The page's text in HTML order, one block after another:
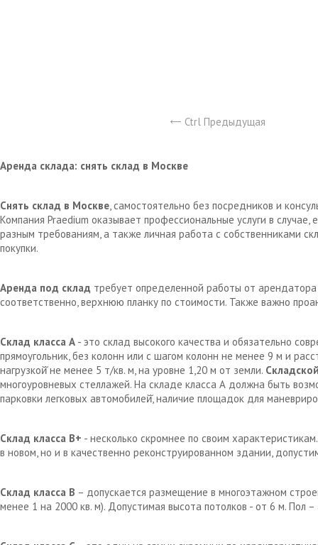
Ctrl Предыдущая
Аренда склада: снять склад в Москве
Снять склад в Москве, самостоятельно без посредников и
Компания Praedium оказывает профессиональные услуги в
разным требованиям, а также личная работа с собственниками
покупки.
Аренда под склад требует определенной работы от
соответственно, верхнюю планку по стоимости. Также важно
Склад класса А - это склад высокого качества и обязательно
прямоугольник, без колонн или с шагом колонн не менее 9 м и
нагрузкой̆ не менее 5 т/кв. м, на уровне 1,20 м от земли.
многоуровневых стеллажей. На складе класса А должна быть
парковки легковых автомобилей̆, наличие площадок для
Склад класса В+ - несколько скромнее по своим
в новом, но и в качественно реконструированном здании,
Склад класса В – допускается размещение в многоэтажном
менее 1 на 2000 кв. м). Допустимая высота потолков - от 6 м. Пол